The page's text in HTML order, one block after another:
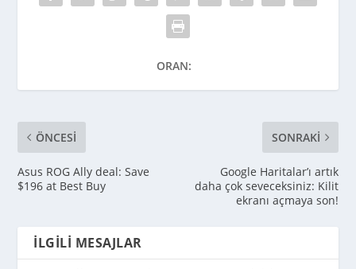
ORAN:
ÖNCESI
Asus ROG Ally deal: Save
$196 at Best Buy
SONRAKI
Google Haritalar’ı artık
daha çok seveceksiniz: Kilit
ekranı açmaya son!
İLGILI MESAJLAR